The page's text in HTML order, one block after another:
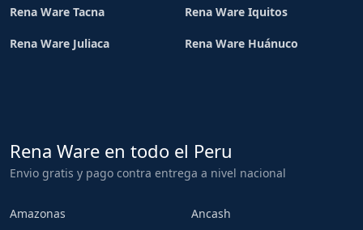
Rena Ware Tacna Rena Ware Iquitos
Rena Ware Juliaca Rena Ware Huánuco
Rena Ware en todo el Peru
Envio gratis y pago contra entrega a nivel nacional
Amazonas
Ancash